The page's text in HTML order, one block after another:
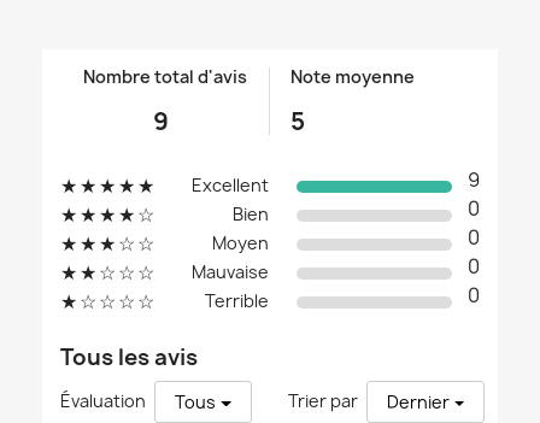
Nombre total d'avis
9
Note moyenne
5
★★★★★ Excellent
9
★★★★☆
Bien
0
★★★☆☆
Moyen
0
★★☆☆☆
Mauvaise
0
★☆☆☆☆
Terrible 0
Tous les avis
Évaluation Tous Trier par Dernier